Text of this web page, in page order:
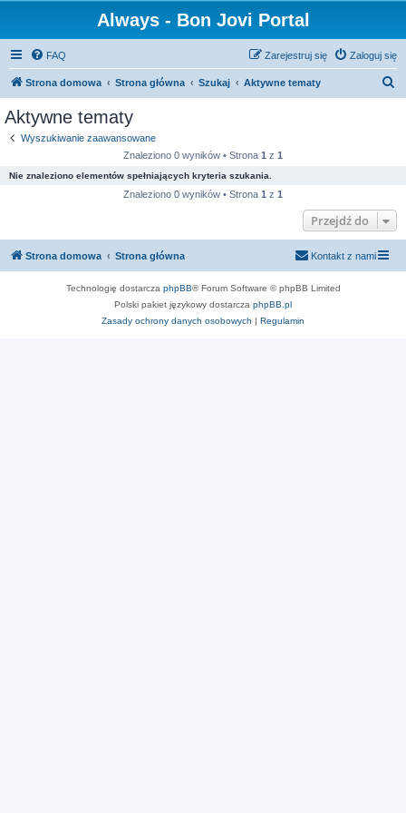
Always - Bon Jovi Portal
FAQ Zaloguj się
Zarejestruj się
Strona domowa Strona główna Szukaj Aktywne tematy
Aktywne tematy
Wyszukiwanie zaawansowane
Znaleziono 0 wyników • Strona 1 z 1
Nie znaleziono elementów spełniających kryteria szukania.
Znaleziono 0 wyników • Strona 1 z 1
Przejdź do
Strona domowa Strona główna Kontakt z nami
Technologię dostarcza phpBB® Forum Software © phpBB Limited
Polski pakiet językowy dostarcza phpBB.pl
Zasady ochrony danych osobowych | Regulamin